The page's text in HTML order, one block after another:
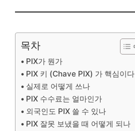
목차
PIX가 뭔가
PIX 키 (Chave PIX) 가 핵심이다
실제로 어떻게 쓰나
PIX 수수료는 얼마인가
외국인도 PIX 쓸 수 있나
PIX 잘못 보냈을 때 어떻게 되나